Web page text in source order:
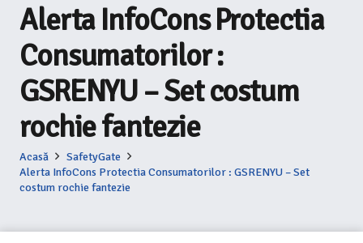
Alerta InfoCons Protectia
Consumatorilor :
GSRENYU – Set costum
rochie fantezie
Acasă
SafetyGate
Alerta InfoCons Protectia Consumatorilor : GSRENYU – Set
costum rochie fantezie